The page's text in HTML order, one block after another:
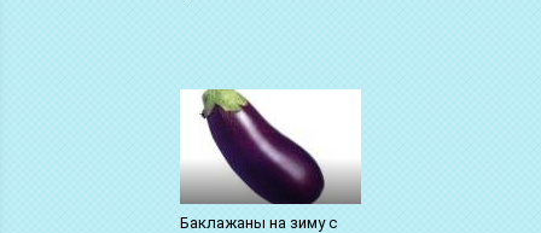
Баклажаны на зиму с